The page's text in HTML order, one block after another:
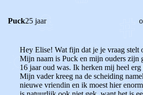
Puck25 jaar
Hey Elise! Wat fijn dat je je vraag stelt
Mijn naam is Puck en mijn ouders zijn
16 jaar oud was. Ik herken mij heel
Mijn vader kreeg na de scheiding
nieuwe vriendin en ik moest hier